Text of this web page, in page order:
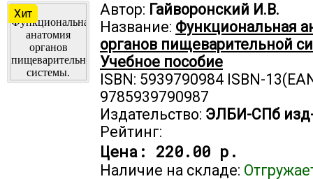
Хит Автор: Гайворонский И.В.
Название: Функциональная
органов пищеварительной
Учебное пособие
ISBN: 5939790984 ISBN-
9785939790987
Издательство: ЭЛБИ-СПб
Рейтинг:
Цена: 220.00 р.
Наличие на складе: